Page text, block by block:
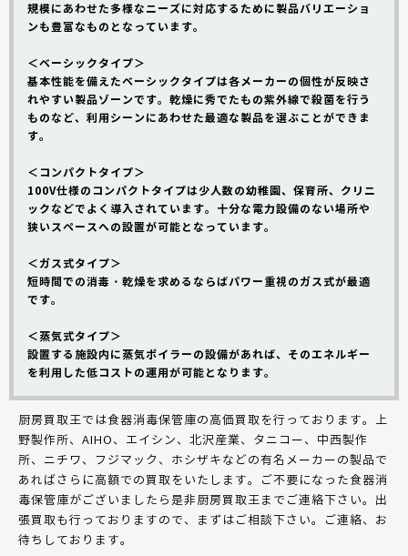
規模にあわせた多様なニーズに対応するために製品バリエーショ
ンも豊富なものとなっています。
＜ベーシックタイプ＞
基本性能を備えたベーシックタイプは各メーカーの個性が反映さ
れやすい製品ゾーンです。乾燥に秀でたもの紫外線で殺菌を行う
ものなど、利用シーンにあわせた最適な製品を選ぶことができま
す。
＜コンパクトタイプ＞
100V仕様のコンパクトタイプは少人数の幼稚園、保育所、クリニ
ックなどでよく導入されています。十分な電力設備のない場所や
狭いスペースへの設置が可能となっています。
＜ガス式タイプ＞
短時間での消毒・乾燥を求めるならばパワー重視のガス式が最適
です。
＜蒸気式タイプ＞
設置する施設内に蒸気ボイラーの設備があれば、そのエネルギー
を利用した低コストの運用が可能となります。
厨房買取王では食器消毒保管庫の高価買取を行っております。上
野製作所、AIHO、エイシン、北沢産業、タニコー、中西製作
所、ニチワ、フジマック、ホシザキなどの有名メーカーの製品で
あればさらに高額での買取をいたします。ご不要になった食器消
毒保管庫がございましたら是非厨房買取王までご連絡下さい。出
張買取も行っておりますので、まずはご相談下さい。ご連絡、お
待ちしております。